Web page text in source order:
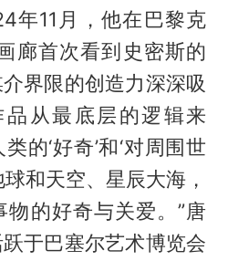
年11月，他在巴黎克
廊首次看到史密斯的
界限的创造力深深吸
从最底层的逻辑来
的‘好奇’和‘对周围世
和天空、星辰大海，
的好奇与关爱。”唐
于巴塞尔艺术博览会